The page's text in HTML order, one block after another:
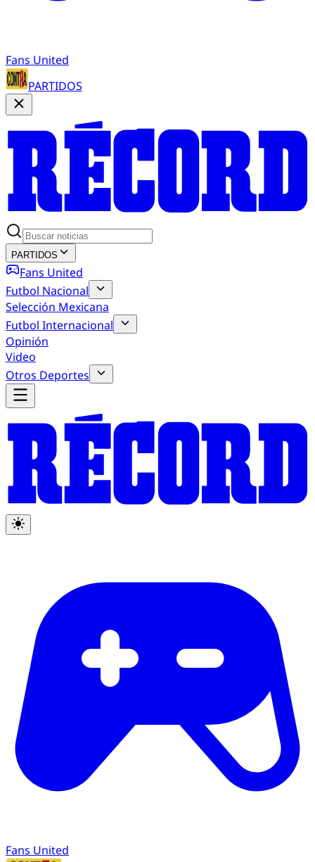
Fans United
PARTIDOS
PARTIDOS
Fans United
Futbol Nacional
Selección Mexicana
Futbol Internacional
Opinión
Video
Otros Deportes
Fans United